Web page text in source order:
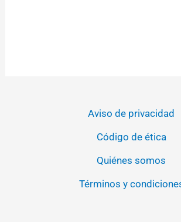
Aviso de privacidad
Código de ética
Quiénes somos
Términos y